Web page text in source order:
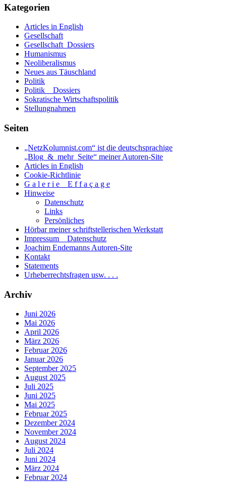
Staates
einer
Kategorien
Articles in English
Gesellschaft
Gesellschaft_Dossiers
Humanismus
Neoliberalismus
Neues aus Täuschland
Politik
Politik _ Dossiers
Sokratische Wirtschaftspolitik
Stellungnahmen
Seiten
„NetzKolumnist.com“ ist die deutschsprachige
„Blog_&_mehr_Seite“ meiner Autoren-Site
Articles in English
Cookie-Richtlinie
G a l e r i e _ E f f a ç a g e
Hinweise
Datenschutz
Links
Persönliches
Hörbar meiner schriftstellerischen Werkstatt
Impressum _ Datenschutz
Joachim Endemanns Autoren-Site
Kontakt
Statements
Urheberrechtsfragen usw. . . .
Archiv
Juni 2026
Mai 2026
April 2026
März 2026
Februar 2026
Januar 2026
September 2025
August 2025
Juli 2025
Juni 2025
Mai 2025
Februar 2025
Dezember 2024
November 2024
August 2024
Juli 2024
Juni 2024
März 2024
Februar 2024